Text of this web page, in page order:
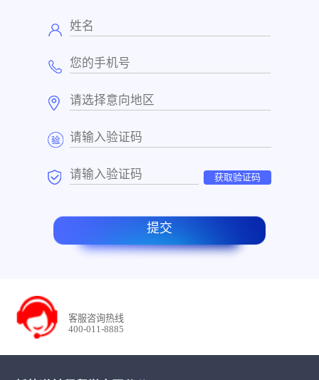
获取验证码
提交
客服咨询热线
400-011-8885